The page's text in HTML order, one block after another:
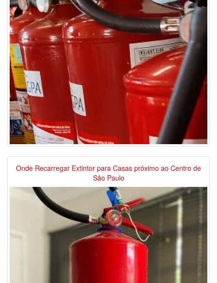
Onde Recarregar Extintor para Casas próximo ao Centro de
São Paulo